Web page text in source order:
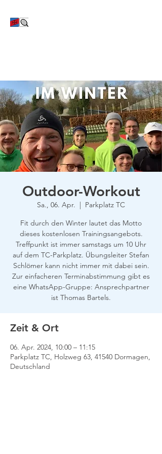
Outdoor-Workout
Sa., 06. Apr.
  |
Parkplatz TC
Fit durch den Winter lautet das Motto
dieses kostenlosen Trainingsangebots.
Treffpunkt ist immer samstags um 10 Uhr
auf dem TC-Parkplatz. Übungsleiter Stefan
Schlömer kann nicht immer mit dabei sein.
Zur einfacheren Terminabstimmung gibt es
eine WhatsApp-Gruppe: Ansprechpartner
ist Thomas Bartels.
Zeit & Ort
06. Apr. 2024, 10:00 – 11:15
Parkplatz TC, Holzweg 63, 41540 Dormagen,
Deutschland